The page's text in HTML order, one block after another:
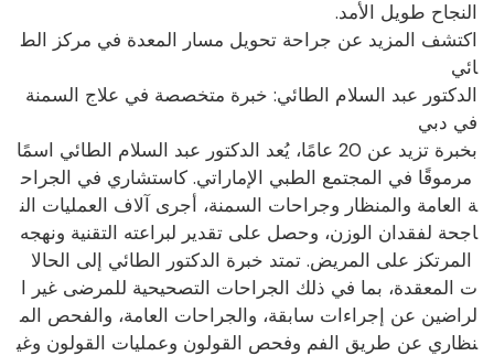
النجاح طويل الأمد.
اكتشف المزيد عن جراحة تحويل مسار المعدة في مركز الط
ائي
الدكتور عبد السلام الطائي: خبرة متخصصة في علاج السمنة
في دبي
بخبرة تزيد عن 20 عامًا، يُعد الدكتور عبد السلام الطائي اسمًا
مرموقًا في المجتمع الطبي الإماراتي. كاستشاري في الجراح
ة العامة والمنظار وجراحات السمنة، أجرى آلاف العمليات الن
اجحة لفقدان الوزن، وحصل على تقدير لبراعته التقنية ونهجه
المرتكز على المريض. تمتد خبرة الدكتور الطائي إلى الحالا
ت المعقدة، بما في ذلك الجراحات التصحيحية للمرضى غير ا
لراضين عن إجراءات سابقة، والجراحات العامة، والفحص الم
نظاري عن طريق الفم وفحص القولون وعمليات القولون وغي